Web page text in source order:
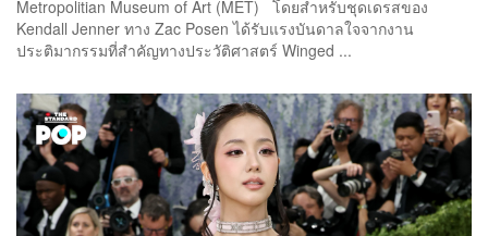
Metropolitian Museum of Art (MET) โดยสำหรับชุดเดรสของ
Kendall Jenner ทาง Zac Posen ได้รับแรงบันดาลใจจากงาน
ประติมากรรมที่สำคัญทางประวัติศาสตร์ Winged ...